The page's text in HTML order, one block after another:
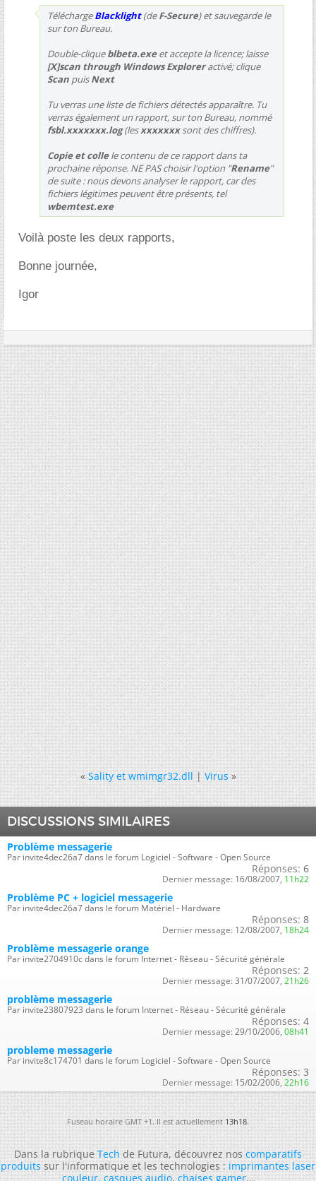
TéléchargeBlacklight(deF-Secure) et sauvegarde le
sur ton Bureau.
Double-cliqueblbeta.exeet accepte la licence; laisse
[X]scan through Windows Exploreractivé; clique
Scan puisNext
Tu verras une liste de fichiers détectés apparaître. Tu
verras également un rapport, sur ton Bureau, nommé
fsbl.xxxxxxx.log(lesxxxxxxxsont des chiffres).
Copie et collele contenu de ce rapport dans ta
prochaine réponse. NE PAS choisir l'option "Rename"
de suite : nous devons analyser le rapport, car des
fichiers légitimes peuvent être présents, tel
wbemtest.exe
Voilà poste les deux rapports,
Bonne journée,
Igor
« Sality et wmimgr32.dll|Virus »
DISCUSSIONS SIMILAIRES
Problème messagerie
Par invite4dec26a7 dans le forum Logiciel - Software - Open Source
Réponses: 6
Dernier message: 16/08/2007, 11h22
Problème PC + logiciel messagerie
Par invite4dec26a7 dans le forum Matériel - Hardware
Réponses: 8
Dernier message: 12/08/2007, 18h24
Problème messagerie orange
Par invite2704910c dans le forum Internet - Réseau - Sécurité générale
Réponses: 2
Dernier message: 31/07/2007, 21h26
problème messagerie
Par invite23807923 dans le forum Internet - Réseau - Sécurité générale
Réponses: 4
Dernier message: 29/10/2006, 08h41
probleme messagerie
Par invite8c174701 dans le forum Logiciel - Software - Open Source
Réponses: 3
Dernier message: 15/02/2006, 22h16
Fuseau horaire GMT +1. Il est actuellement13h18.
Dans la rubriqueTechde Futura, découvrez noscomparatifs
produitssur l'informatique et les technologies :imprimantes laser
couleur,casques audio,chaises gamer...